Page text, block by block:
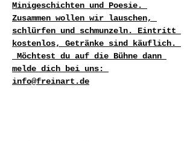
Minigeschichten und Poesie.
Zusammen wollen wir lauschen,
schlürfen und schmunzeln. Eintritt
kostenlos, Getränke sind käuflich.
Möchtest du auf die Bühne dann
melde dich bei uns:
info@freinart.de